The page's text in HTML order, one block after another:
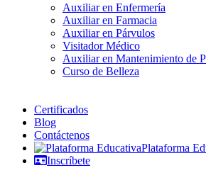
Auxiliar en Enfermería
Auxiliar en Farmacia
Auxiliar en Párvulos
Visitador Médico
Auxiliar en Mantenimiento de
Curso de Belleza
Certificados
Blog
Contáctenos
Plataforma
Inscríbete